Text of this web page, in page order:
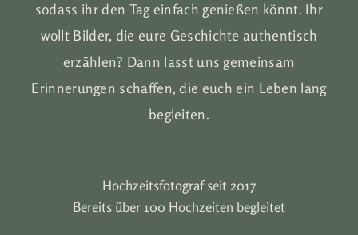
sodass ihr den Tag einfach genießen könnt. Ihr
wollt Bilder, die eure Geschichte authentisch
erzählen? Dann lasst uns gemeinsam
Erinnerungen schaffen, die euch ein Leben lang
begleiten.
Hochzeitsfotograf seit 2017
Bereits über 100 Hochzeiten begleitet